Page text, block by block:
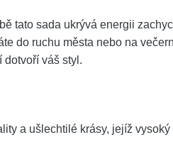
tato sada ukrývá energii
do ruchu města nebo na
dotvoří váš styl.
a ušlechtilé krásy, jejíž